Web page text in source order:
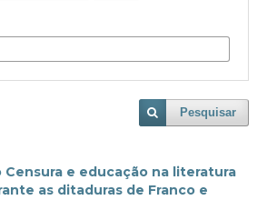
Pesquisar
Censura e educação na literatura
as ditaduras de Franco e